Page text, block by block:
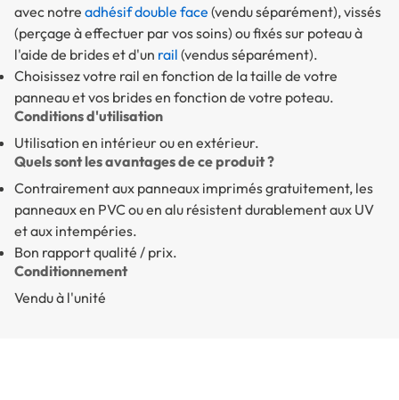
avec notre adhésif double face (vendu séparément), vissés
(perçage à effectuer par vos soins) ou fixés sur poteau à
l'aide de brides et d'un rail (vendus séparément).
Choisissez votre rail en fonction de la taille de votre
panneau et vos brides en fonction de votre poteau.
Conditions d'utilisation
Utilisation en intérieur ou en extérieur.
Quels sont les avantages de ce produit ?
Contrairement aux panneaux imprimés gratuitement, les
panneaux en PVC ou en alu résistent durablement aux UV
et aux intempéries.
Bon rapport qualité / prix.
Conditionnement
Vendu à l'unité